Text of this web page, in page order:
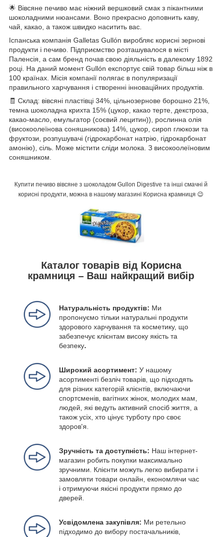
🌟 Вівсяне печиво має ніжний вершковий смак з пікантними
шоколадними нюансами. Воно прекрасно доповнить каву,
чай, какао, а також швидко наситить вас.
Іспанська компанія Galletas Gullón виробляє корисні зернові
продукти і печиво. Підприємство розташувалося в місті
Паленсія, а сам бренд почав свою діяльність в далекому 1892
році. На даний момент Gullón експортує свій товар більш ніж в
100 країнах. Місія компанії полягає в популяризації
правильного харчування і створенні інноваційних продуктів.
🧾 Склад: вівсяні пластівці 34%, цільнозернове борошно 21%,
темна шоколадна крихта 15% (цукор, какао терте, декстроза,
какао-масло, емульгатор (соєвий лецитин)), рослинна олія
(високоолеїнова соняшникова) 14%, цукор, сироп глюкози та
фруктози, розпушувачі (гідрокарбонат натрію, гідрокарбонат
амонію), сіль. Може містити сліди молока. З високоолеїновим
соняшником.
Купити печиво вівсяне з шоколадом Gullon Digestive та інші смачні й
корисні продукти, можна в нашому магазині Корисна крамниця 😉
Каталог товарів від Корисна
крамниця – Ваш найкращий вибір
Натуральність продуктів: Ми
пропонуємо тільки натуральні продукти
здорового харчування та косметику, що
забезпечує клієнтам високу якість та
безпеку.
Широкий асортимент: У нашому
асортименті безліч товарів, що підходять
для різних категорій клієнтів, включаючи
спортсменів, вагітних жінок, молодих мам,
людей, які ведуть активний спосіб життя, а
також усіх, хто цінує турботу про своє
здоров'я.
Зручність та доступність: Наш інтернет-
магазин робить покупки максимально
зручними. Клієнти можуть легко вибирати і
замовляти товари онлайн, економлячи час
і отримуючи якісні продукти прямо до
дверей.
Усвідомлена закупівля: Ми ретельно
підходимо до вибору постачальників,